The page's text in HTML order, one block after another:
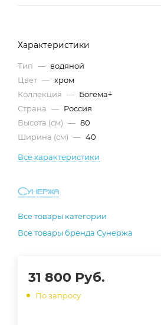
Характеристики
Тип — водяной
Цвет — хром
Коллекция — Богема+
Страна — Россия
Высота (см) — 80
Ширина (см) — 40
Все характеристики
Все товары категории
Все товары бренда Сунержа
31 800 Руб.
По запросу